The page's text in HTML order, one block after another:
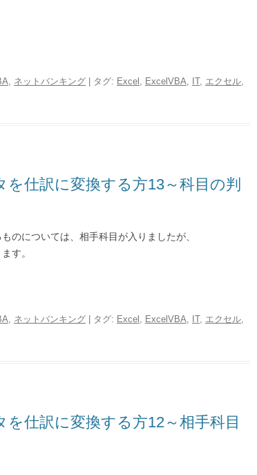
, ネットバンキング | タグ: Excel , ExcelVBA, IT, エクセル,
仕訳に変換する方13～科目の判
のについては、相手科目が入りましたが、
す。
, ネットバンキング | タグ: Excel , ExcelVBA, IT, エクセル,
仕訳に変換する方12～相手科目